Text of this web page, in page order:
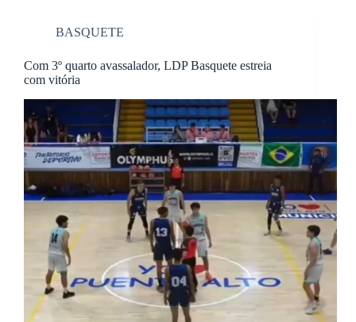
BASQUETE
Com 3º quarto avassalador, LDP Basquete estreia
com vitória